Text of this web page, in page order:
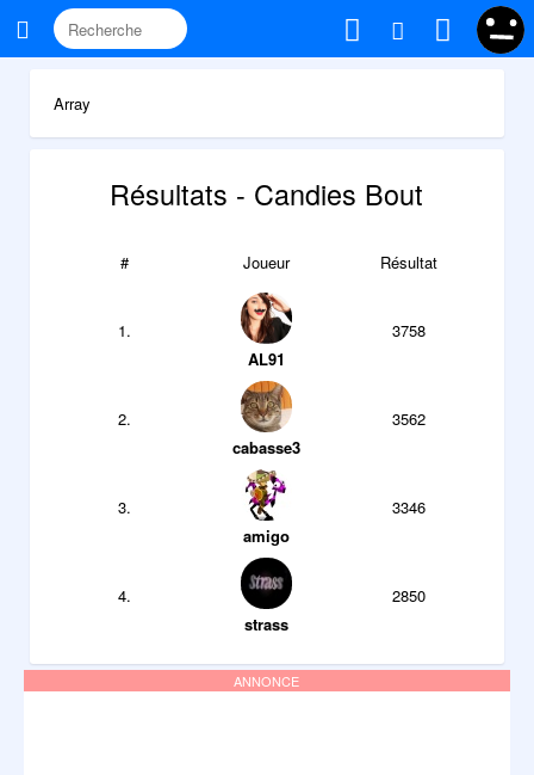
Array
Résultats - Candies Bout
# Joueur Résultat
1.
AL91
3758
2.
cabasse3
3562
3.
amigo
3346
4.
strass
2850
ANNONCE